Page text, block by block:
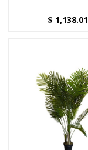
$ 1,138.01